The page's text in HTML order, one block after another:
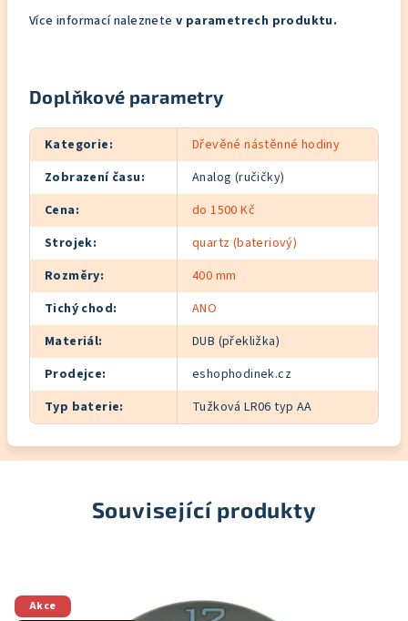
Více informací naleznete v parametrech produktu.
Doplňkové parametry
Kategorie:
Dřevěné nástěnné hodiny
Zobrazení času:
Analog (ručičky)
Cena:
do 1500 Kč
Strojek:
quartz (bateriový)
Rozměry:
400 mm
Tichý chod:
ANO
Materiál:
DUB (překližka)
Prodejce:
eshophodinek.cz
Typ baterie: Tužková LR06 typ AA
Související produkty
Akce